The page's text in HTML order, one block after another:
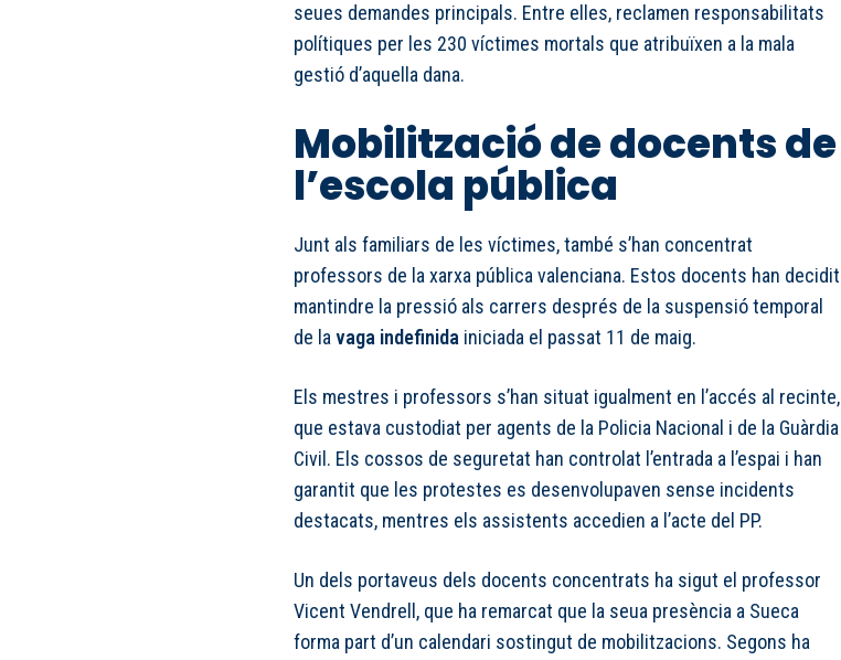
seues demandes principals. Entre elles, reclamen responsabilitats
polítiques per les 230 víctimes mortals que atribuïxen a la mala
gestió d’aquella dana.
Mobilització de docents de
l’escola pública
Junt als familiars de les víctimes, també s’han concentrat
professors de la xarxa pública valenciana. Estos docents han decidit
mantindre la pressió als carrers després de la suspensió temporal
de lavaga indefinida iniciada el passat 11 de maig.
Els mestres i professors s’han situat igualment en l’accés al recinte,
que estava custodiat per agents de la Policia Nacional i de la Guàrdia
Civil. Els cossos de seguretat han controlat l’entrada a l’espai i han
garantit que les protestes es desenvolupaven sense incidents
destacats, mentres els assistents accedien a l’acte del PP.
Un dels portaveus dels docents concentrats ha sigut el professor
Vicent Vendrell, que ha remarcat que la seua presència a Sueca
forma part d’un calendari sostingut de mobilitzacions. Segons ha